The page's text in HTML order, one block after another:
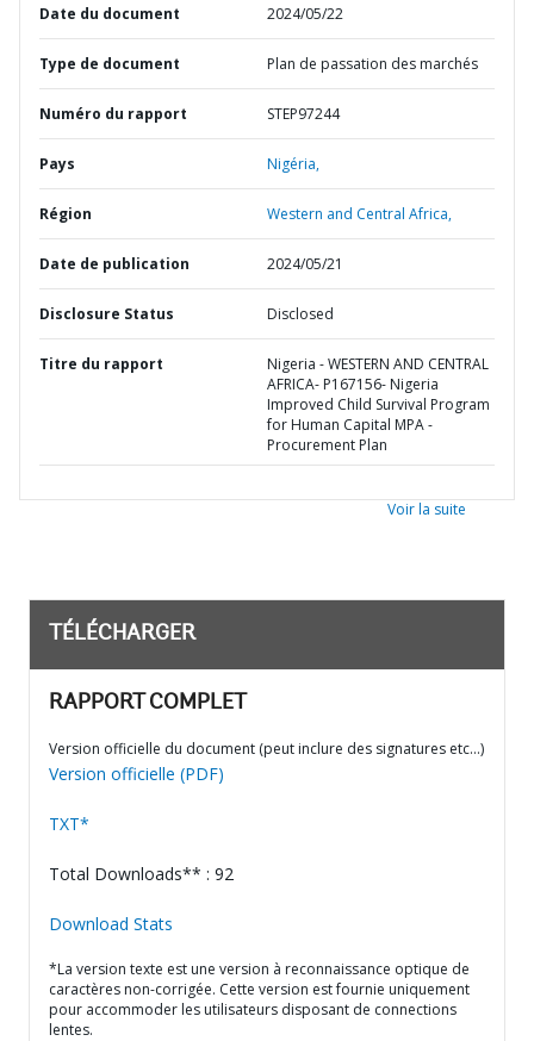
Date du document 2024/05/22
Type de document Plan de passation des marchés
Numéro du rapport STEP97244
Pays Nigéria,
Région Western and Central Africa,
Date de publication 2024/05/21
Disclosure Status Disclosed
Titre du rapport
Nigeria - WESTERN AND CENTRAL
AFRICA- P167156- Nigeria
Improved Child Survival Program
for Human Capital MPA -
Procurement Plan
Voir la suite
TÉLÉCHARGER
RAPPORT COMPLET
Version officielle du document (peut inclure des signatures etc…)
Version officielle (PDF)
TXT*
Total Downloads** : 92
Download Stats
*La version texte est une version à reconnaissance optique de
caractères non-corrigée. Cette version est fournie uniquement
pour accommoder les utilisateurs disposant de connections
lentes.